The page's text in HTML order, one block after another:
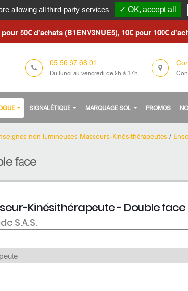
2026 / Les commandes seront traitées à partir du
50€ d'achats (B1ENV3NUE5), 10€ pour 100€
05 56 67 68 01
Du lundi au vendredi de 9h à 17h
SIGNALÉTIQUE MARQUAGE SOL PROMOS
non lumineuses Masseurs-Kinésithérapeutes /
face
Kinésithérapeute - Double face
S.A.S.
allowing all third-party services ✓ OK, accept all